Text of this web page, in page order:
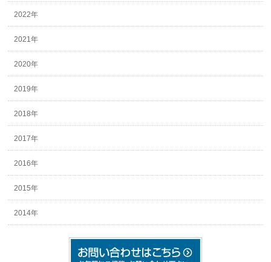
2022年
2021年
2020年
2019年
2018年
2017年
2016年
2015年
2014年